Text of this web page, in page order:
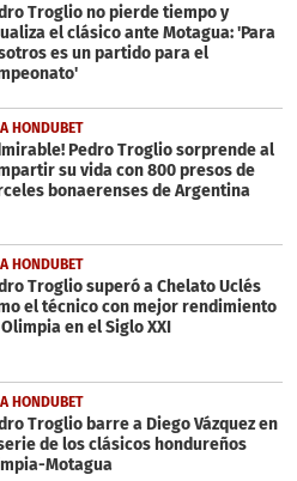
Troglio no pierde tiempo y
el clásico ante Motagua: 'Para
es un partido para el
HONDUBET
Pedro Troglio sorprende al
su vida con 800 presos de
bonaerenses de Argentina
HONDUBET
Troglio superó a Chelato Uclés
el técnico con mejor rendimiento
en el Siglo XXI
HONDUBET
Troglio barre a Diego Vázquez en
de los clásicos hondureños
Motagua